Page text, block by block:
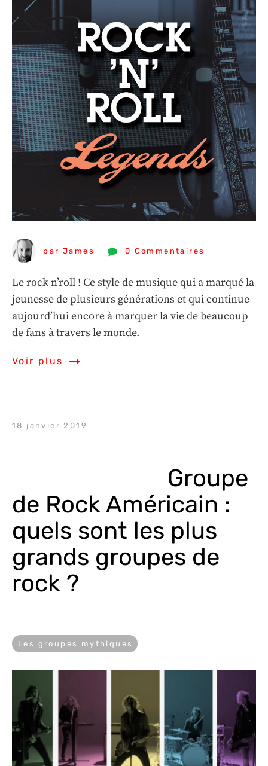
par James 0 Commentaires
Le rock n’roll ! Ce style de musique qui a marqué la
jeunesse de plusieurs générations et qui continue
aujourd’hui encore à marquer la vie de beaucoup
de fans à travers le monde.
Voir plus
18 janvier 2019
Groupe
de Rock Américain :
quels sont les plus
grands groupes de
rock ?
Les groupes mythiques